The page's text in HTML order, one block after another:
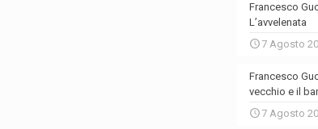
Francesco
L’avvelenata
7 Agosto
Francesco
vecchio e il
7 Agosto